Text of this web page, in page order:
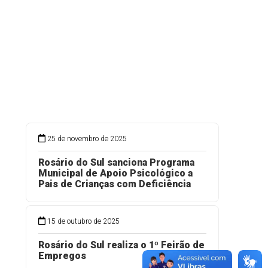
25 de novembro de 2025
Rosário do Sul sanciona Programa
Municipal de Apoio Psicológico a
Pais de Crianças com Deficiência
15 de outubro de 2025
Rosário do Sul realiza o 1º Feirão de
Empregos